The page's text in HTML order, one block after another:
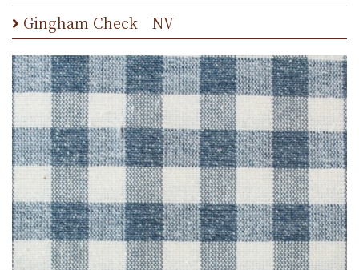
Gingham Check NV